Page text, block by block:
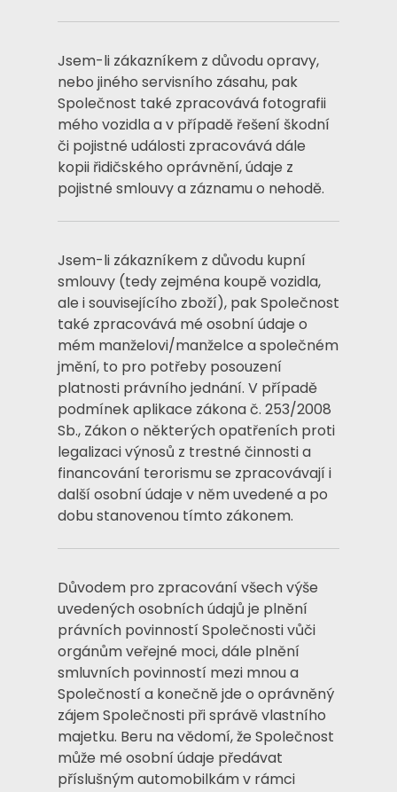
Jsem-li zákazníkem z důvodu opravy,
nebo jiného servisního zásahu, pak
Společnost také zpracovává fotografii
mého vozidla a v případě řešení škodní
či pojistné události zpracovává dále
kopii řidičského oprávnění, údaje z
pojistné smlouvy a záznamu o nehodě.
Jsem-li zákazníkem z důvodu kupní
smlouvy (tedy zejména koupě vozidla,
ale i souvisejícího zboží), pak Společnost
také zpracovává mé osobní údaje o
mém manželovi/manželce a společném
jmění, to pro potřeby posouzení
platnosti právního jednání. V případě
podmínek aplikace zákona č. 253/2008
Sb., Zákon o některých opatřeních proti
legalizaci výnosů z trestné činnosti a
financování terorismu se zpracovávají i
další osobní údaje v něm uvedené a po
dobu stanovenou tímto zákonem.
Důvodem pro zpracování všech výše
uvedených osobních údajů je plnění
právních povinností Společnosti vůči
orgánům veřejné moci, dále plnění
smluvních povinností mezi mnou a
Společností a konečně jde o oprávněný
zájem Společnosti při správě vlastního
majetku. Beru na vědomí, že Společnost
může mé osobní údaje předávat
příslušným automobilkám v rámci